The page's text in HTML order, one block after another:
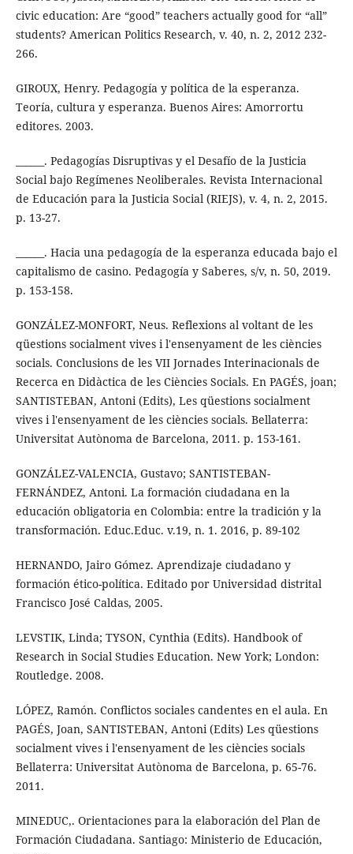
civic education: Are “good” teachers actually good for “all”
students? American Politics Research, v. 40, n. 2, 2012 232-
266.
GIROUX, Henry. Pedagogía y política de la esperanza.
Teoría, cultura y esperanza. Buenos Aires: Amorrortu
editores. 2003.
______. Pedagogías Disruptivas y el Desafío de la Justicia
Social bajo Regímenes Neoliberales. Revista Internacional
de Educación para la Justicia Social (RIEJS), v. 4, n. 2, 2015.
p. 13-27.
______. Hacia una pedagogía de la esperanza educada bajo el
capitalismo de casino. Pedagogía y Saberes, s/v, n. 50, 2019.
p. 153-158.
GONZÁLEZ-MONFORT, Neus. Reflexions al voltant de les
qüestions socialment vives i l'ensenyament de les ciències
socials. Conclusions de les VII Jornades Interinacionals de
Recerca en Didàctica de les Ciències Socials. En PAGÉS, joan;
SANTISTEBAN, Antoni (Edits), Les qüestions socialment
vives i l'ensenyament de les ciències socials. Bellaterra:
Universitat Autònoma de Barcelona, 2011. p. 153-161.
GONZÁLEZ-VALENCIA, Gustavo; SANTISTEBAN-
FERNÁNDEZ, Antoni. La formación ciudadana en la
educación obligatoria en Colombia: entre la tradición y la
transformación. Educ.Educ. v.19, n. 1. 2016, p. 89-102
HERNANDO, Jairo Gómez. Aprendizaje ciudadano y
formación ético-política. Editado por Universidad distrital
Francisco José Caldas, 2005.
LEVSTIK, Linda; TYSON, Cynthia (Edits). Handbook of
Research in Social Studies Education. New York; London:
Routledge. 2008.
LÓPEZ, Ramón. Conflictos sociales candentes en el aula. En
PAGÉS, Joan, SANTISTEBAN, Antoni (Edits) Les qüestions
socialment vives i l'ensenyament de les ciències socials
Bellaterra: Universitat Autònoma de Barcelona, p. 65-76.
2011.
MINEDUC,. Orientaciones para la elaboración del Plan de
Formación Ciudadana. Santiago: Ministerio de Educación,